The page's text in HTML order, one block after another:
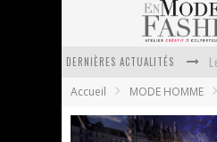
DERNIÈRES ACTUALITÉS
Accueil MODE HOMME